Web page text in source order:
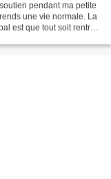
pendant ma petite
une vie normale. La
est que tout soit rentré